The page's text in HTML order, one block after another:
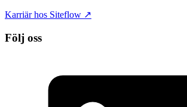
Karriär hos Siteflow ↗
Följ oss